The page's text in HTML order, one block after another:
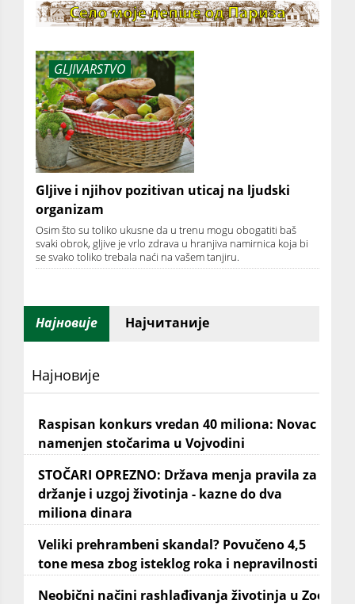
GLJIVARSTVO
Gljive i njihov pozitivan uticaj na ljudski
organizam
Osim što su toliko ukusne da u trenu mogu obogatiti baš
svaki obrok, gljive je vrlo zdrava u hranjiva namirnica koja bi
se svako toliko trebala naći na vašem tanjiru.
Најновије Најчитаније
Најновије
Raspisan konkurs vredan 40 miliona: Novac
namenjen stočarima u Vojvodini
STOČARI OPREZNO: Država menja pravila za
držanje i uzgoj životinja - kazne do dva
miliona dinara
Veliki prehrambeni skandal? Povučeno 4,5
tone mesa zbog isteklog roka i nepravilnosti
Neobični načini rashlađivanja životinja u Zoo